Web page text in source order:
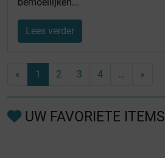
Lees verder
« 1 2 3 4 … »
UW FAVORIETE ITEMS